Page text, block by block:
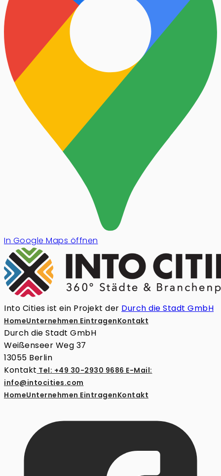
In Google Maps öffnen
Into Cities ist ein Projekt der Durch die Stadt GmbH
HomeUnternehmen EintragenKontakt
Durch die Stadt GmbH
Weißenseer Weg 37
13055 Berlin
Kontakt Tel: +49 30-2930 9686 E-Mail:
info@intocities.com
HomeUnternehmen EintragenKontakt